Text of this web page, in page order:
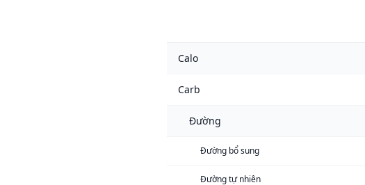
Calo
Carb
Đường
Đường bổ sung
Đường tự nhiên